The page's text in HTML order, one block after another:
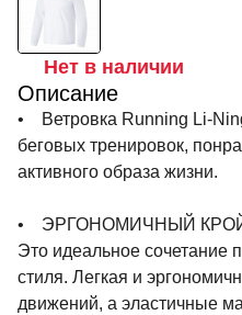
Нет в наличии
Описание
• Ветровка Running Li-
беговых тренировок,
активного образа жизни.
• ЭРГОНОМИЧНЫЙ
Это идеальное сочетание
стиля. Легкая и
движений, а эластичные